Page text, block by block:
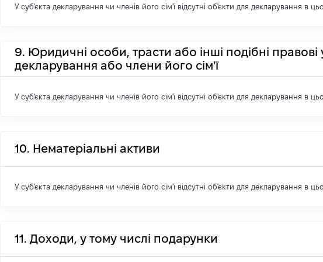
У суб'єкта декларування чи членів його сім'ї відсутні об'єкти для декларування в
9. Юридичні особи, трасти або інші подібні
декларування або члени його сім'ї
У суб'єкта декларування чи членів його сім'ї відсутні об'єкти для декларування в
10. Нематеріальні активи
У суб'єкта декларування чи членів його сім'ї відсутні об'єкти для декларування в
11. Доходи, у тому числі подарунки